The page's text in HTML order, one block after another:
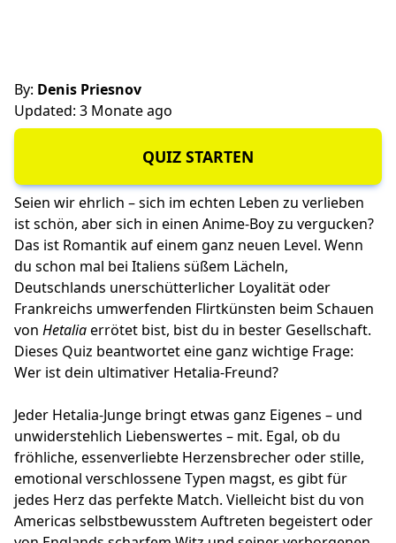
By: Denis Priesnov
Updated: 3 Monate ago
QUIZ STARTEN
Seien wir ehrlich – sich im echten Leben zu verlieben
ist schön, aber sich in einen Anime-Boy zu vergucken?
Das ist Romantik auf einem ganz neuen Level. Wenn
du schon mal bei Italiens süßem Lächeln,
Deutschlands unerschütterlicher Loyalität oder
Frankreichs umwerfenden Flirtkünsten beim Schauen
von Hetaliaerrötet bist, bist du in bester Gesellschaft.
Dieses Quiz beantwortet eine ganz wichtige Frage:
Wer ist dein ultimativer Hetalia-Freund?
Jeder Hetalia-Junge bringt etwas ganz Eigenes – und
unwiderstehlich Liebenswertes – mit. Egal, ob du
fröhliche, essenverliebte Herzensbrecher oder stille,
emotional verschlossene Typen magst, es gibt für
jedes Herz das perfekte Match. Vielleicht bist du von
Americas selbstbewusstem Auftreten begeistert oder